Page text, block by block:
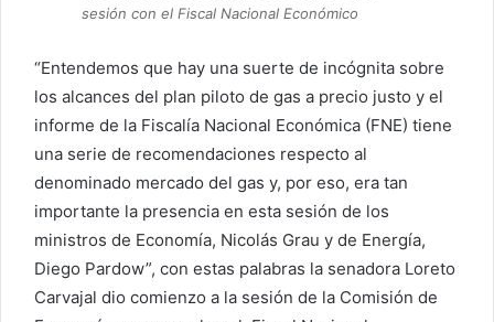
sesión con el Fiscal Nacional Económico
“Entendemos que hay una suerte de incógnita sobre
los alcances del plan piloto de gas a precio justo y el
informe de la Fiscalía Nacional Económica (FNE) tiene
una serie de recomendaciones respecto al
denominado mercado del gas y, por eso, era tan
importante la presencia en esta sesión de los
ministros de Economía, Nicolás Grau y de Energía,
Diego Pardow”, con estas palabras la senadora Loreto
Carvajal dio comienzo a la sesión de la Comisión de